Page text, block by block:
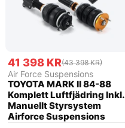
41 398 KR(43 398 KR)
Air Force Suspensions
TOYOTA MARK II 84-88
Komplett Luftfjädring Inkl.
Manuellt Styrsystem
Airforce Suspensions